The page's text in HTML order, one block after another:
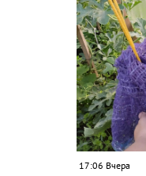
17:06 Вчера